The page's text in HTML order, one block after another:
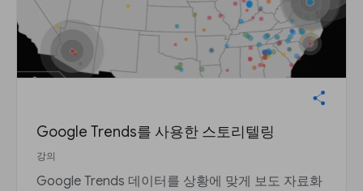
Google Trends를 사용한 스토리텔링
강의
Google Trends 데이터를 상황에 맞게 보도 자료화